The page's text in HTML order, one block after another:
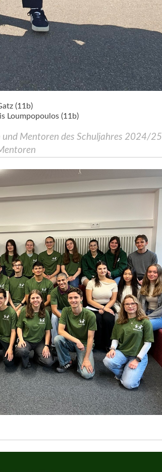
(11b)
Loumpopoulos (11b)
Mentoren des Schuljahres 2024/25